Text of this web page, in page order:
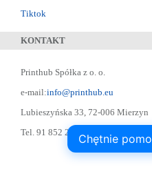
Tiktok
KONTAKT
Printhub Spółka z o. o.
e-mail:info@printhub.eu
Lubieszyńska 33, 72-006 Mierzyn
Tel. 91 852 22 22 ; Skype:
Chętnie